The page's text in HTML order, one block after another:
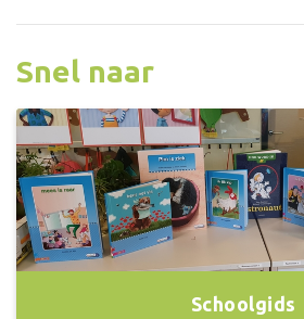
Snel naar
Schoolgids